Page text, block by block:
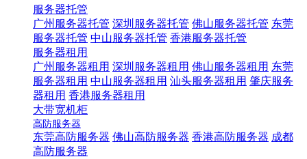
服务器托管
广州服务器托管 深圳服务器托管 佛山服务器托管 东莞
服务器托管 中山服务器托管 香港服务器托管
服务器租用
广州服务器租用 深圳服务器租用 佛山服务器租用 东莞
服务器租用 中山服务器租用 汕头服务器租用 肇庆服务
器租用 香港服务器租用
大带宽机柜
高防服务器
东莞高防服务器 佛山高防服务器 香港高防服务器 成都
高防服务器